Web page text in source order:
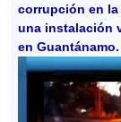
corrupción en
una instalación
en